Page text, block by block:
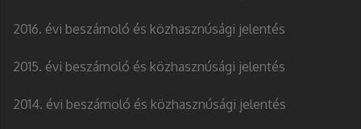
2016. évi beszámoló és közhasznúsági jelentés
2015. évi beszámoló és közhasznúsági jelentés
2014. évi beszámoló és közhasznúsági jelentés